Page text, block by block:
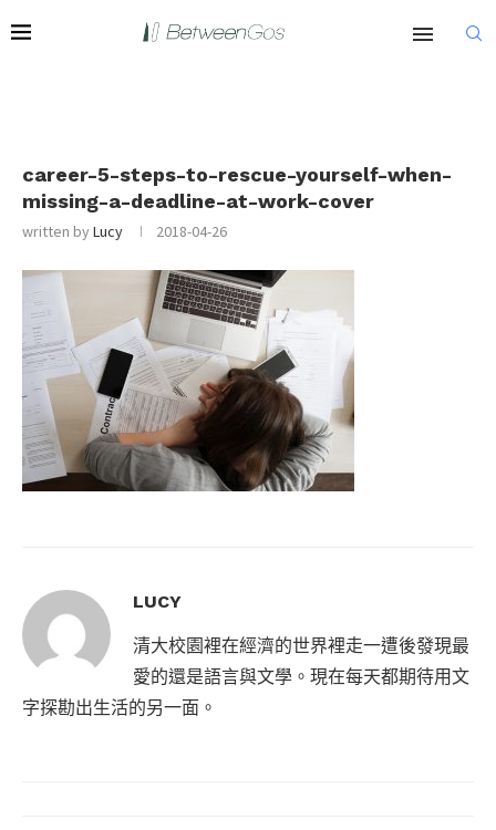
career-5-steps-to-rescue-yourself-when-
missing-a-deadline-at-work-cover
written byLucy 2018-04-26
LUCY
清大校園裡在經濟的世界裡走一遭後發現最
愛的還是語言與文學。現在每天都期待用文
字探勘出生活的另一面。